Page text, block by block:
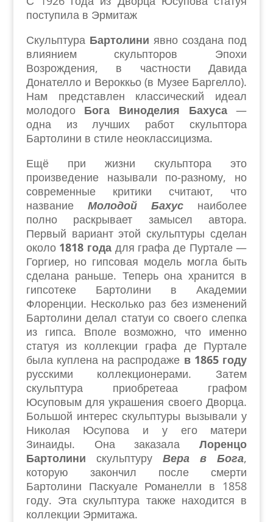
поступила в Эрмитаж
Скульптура Бартолини явно создана под
влиянием скульпторов Эпохи
Возрождения, в частности Давида
Донателло и Вероккьо (в Музее Баргелло).
Нам представлен классический идеал
молодогоБога Виноделия Бахуса—
одна из лучших работ скульптора
Бартолини в стиле неоклассицизма.
Ещё при жизни скульптора это
произведение называли по-разному, но
современные критики считают, что
названиеМолодой Бахус наиболее
полно раскрывает замысел автора.
Первый вариант этой скульптуры сделан
около 1818 годадля графа де Пуртале —
Горгиер, но гипсовая модель могла быть
сделана раньше. Теперь она хранится в
гипсотеке Бартолини в Академии
Флоренции. Несколько раз без изменений
Бартолини делал статуи со своего слепка
из гипса. Вполе возможно, что именно
статуя из коллекции графа де Пуртале
была куплена на распродаже в 1865 году
русскими коллекционерами. Затем
скульптура приобретеаа графом
Юсуповым для украшения своего Дворца.
Большой интерес скульптуры вызывали у
Николая Юсупова и у его матери
Зинаиды. Она заказала Лоренцо
Бартолини скульптуру Вера в Бога,
которую закончил после смерти
Бартолини Паскуале Романелли в 1858
году. Эта скульптура также находится в
коллекции Эрмитажа.